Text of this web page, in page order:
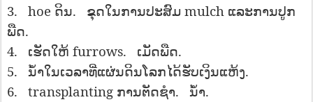
3. hoe ດິນ​. ຂຸດ​ໃນ​ການ​ປະ​ສົມ mulch ແລະ​ການ​ປູກ​
ພືດ​.
4. ເຮັດ​ໃຫ້ furrows. ເມັດ​ພືດ​.
5. ນ​້​ໍ​າ​ໃນ​ເວ​ລາ​ທີ່​ແຜ່ນ​ດິນ​ໂລກ​ໄດ້​ຮັບ​ເງິນ​ແຫ້ງ​.
6. transplanting ການ​ຕັດ​ຊໍາ​. ນ​້​ໍ​າ​.